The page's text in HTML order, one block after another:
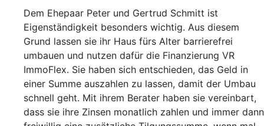
Dem Ehepaar Peter und Gertrud Schmitt ist
Eigenständigkeit besonders wichtig. Aus diesem
Grund lassen sie ihr Haus fürs Alter barrierefrei
umbauen und nutzen dafür die Finanzierung VR
ImmoFlex. Sie haben sich entschieden, das Geld in
einer Summe auszahlen zu lassen, damit der Umbau
schnell geht. Mit ihrem Berater haben sie vereinbart,
dass sie ihre Zinsen monatlich zahlen und immer dann